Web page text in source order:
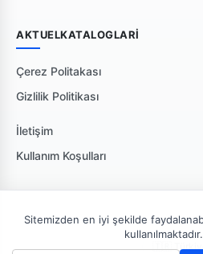
AKTUELKATALOGLARI
Çerez Politakası
Gizlilik Politikası
İletişim
Kullanım Koşulları
Sitemizden en iyi şekilde
kullanılmaktadır.